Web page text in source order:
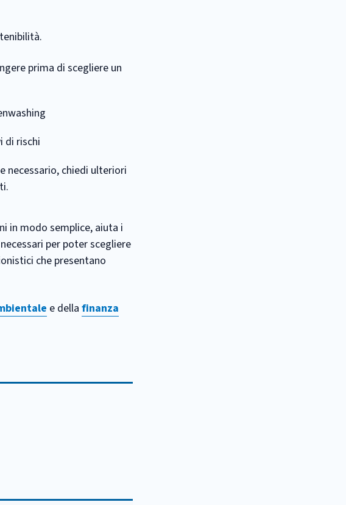
prima di scegliere un
di rischi
necessario, chiedi ulteriori
in modo semplice, aiuta i
necessari per poter scegliere
che presentano
e della finanza